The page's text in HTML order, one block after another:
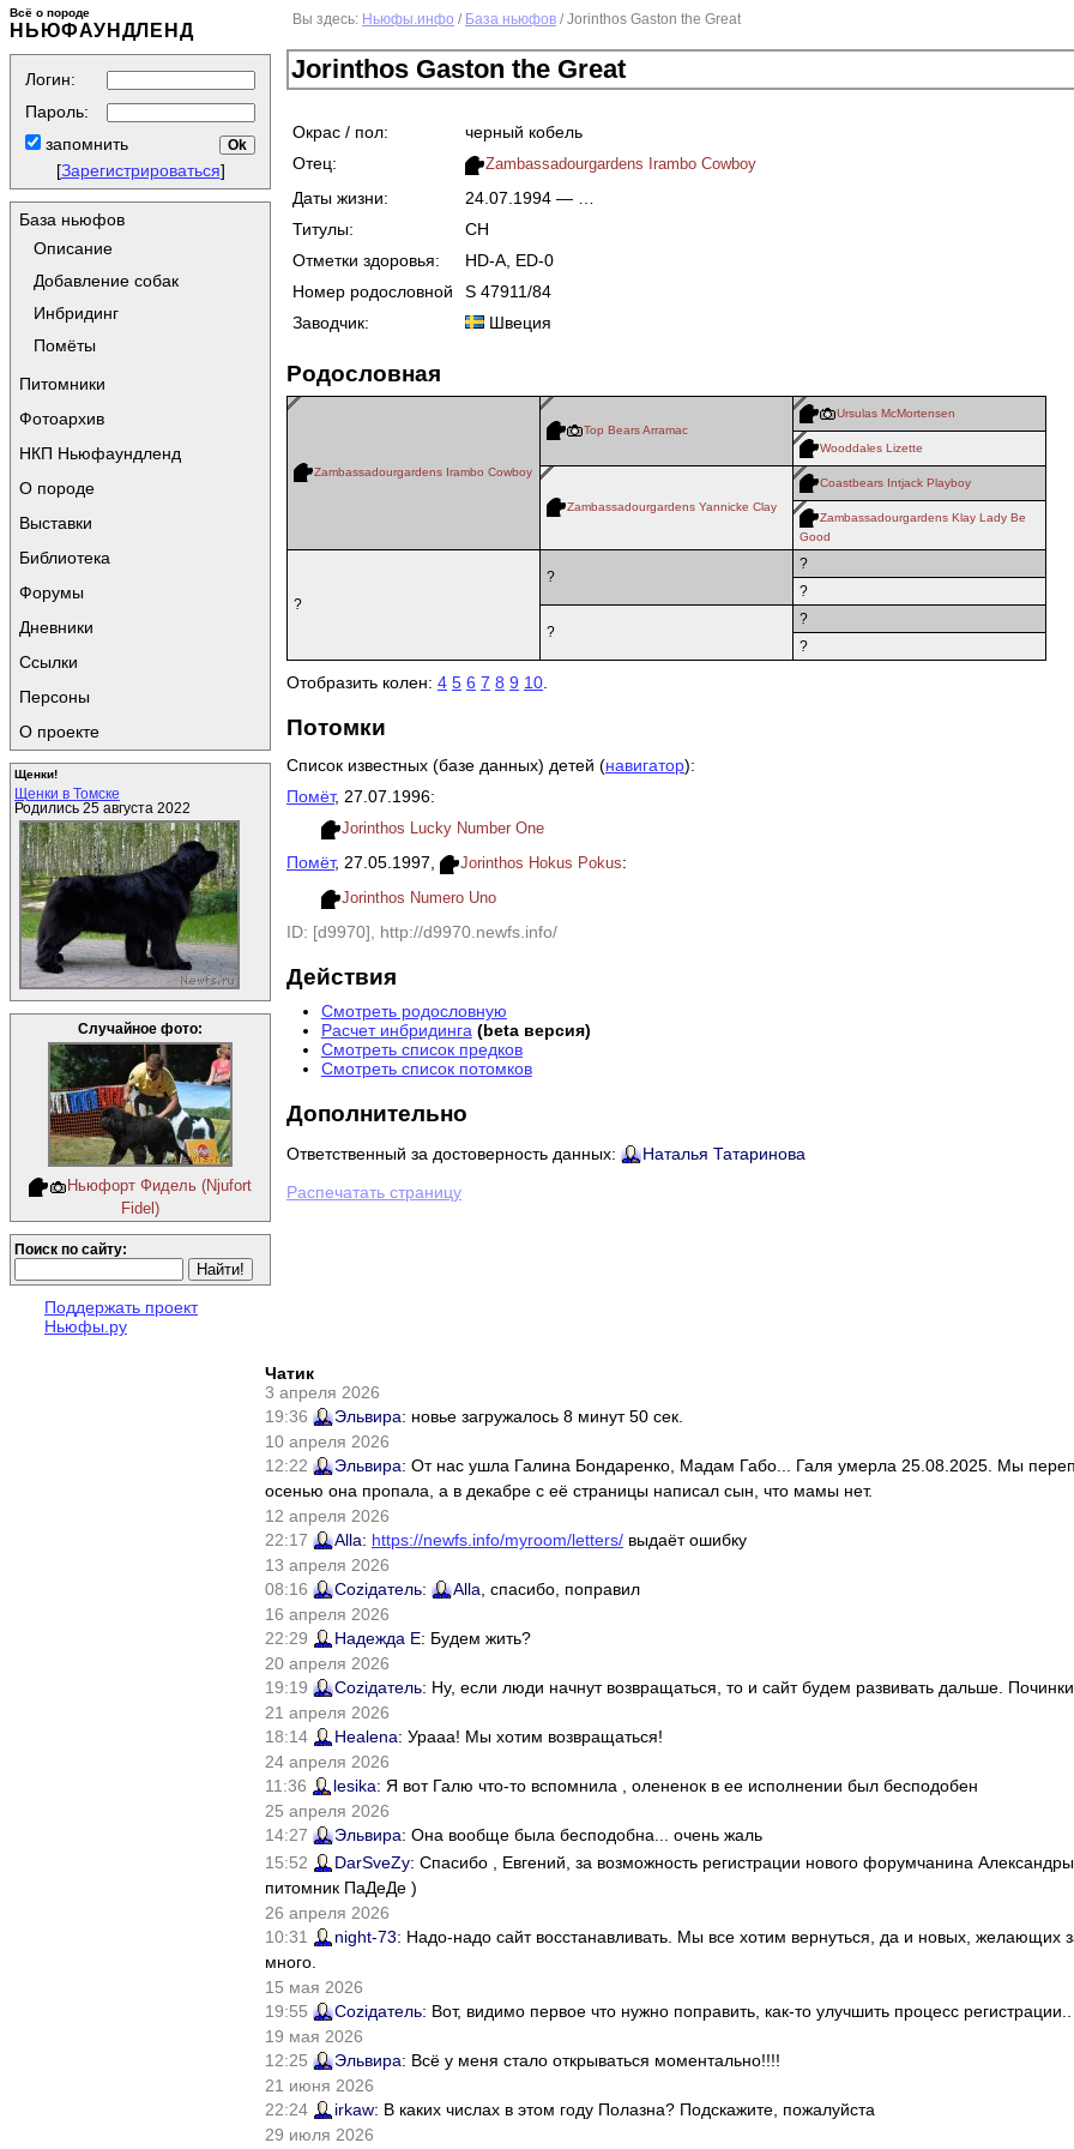
Всё о породе
НЬЮФАУНДЛЕНД
Логин:
Пароль:
запомнить
[Зарегистрироваться]
База ньюфов
Описание
Добавление собак
Инбридинг
Помёты
Питомники
Фотоархив
НКП Ньюфаундленд
О породе
Выставки
Библиотека
Форумы
Дневники
Ссылки
Персоны
О проекте
Щенки!
Щенки в Томске
Родились 25 августа 2022
Случайное фото:
Ньюфорт Фидель (Njufort
Fidel)
Поиск по сайту:
Поддержать проект
Ньюфы.ру
Вы здесь: Ньюфы.инфо / База ньюфов / Jorinthos Gaston the Great
Jorinthos Gaston the Great
Окрас / пол:
черный кобель
Отец:
Zambassadourgardens Irambo Cowboy
Даты жизни:
24.07.1994 — …
Титулы:
CH
Отметки здоровья:
HD-A, ED-0
Номер родословной
S 47911/84
Заводчик:
Швеция
Родословная
Zambassadourgardens Irambo Cowboy
Top Bears Arramac
Ursulas McMortensen
Wooddales Lizette
Zambassadourgardens Yannicke Clay
Coastbears Intjack Playboy
Zambassadourgardens Klay Lady Be
Good
?
?
?
?
?
?
?
Отобразить колен: 4 5 6 7 8 9 10.
Потомки
Список известных (базе данных) детей (навигатор):
Помёт, 27.07.1996:
Jorinthos Lucky Number One
Помёт, 27.05.1997, Jorinthos Hokus Pokus:
Jorinthos Numero Uno
ID: [d9970], http://d9970.newfs.info/
Действия
Смотреть родословную
Расчет инбридинга (beta версия)
Смотреть список предков
Смотреть список потомков
Дополнительно
Ответственный за достоверность данных: Наталья Татаринова
Распечатать страницу
Чатик
3 апреля 2026
19:36
Эльвира: новье загружалось 8 минут 50 сек.
10 апреля 2026
12:22
Эльвира: От нас ушла Галина Бондаренко, Мадам Габо... Галя умерла 25.08.2025. Мы
осенью она пропала, а в декабре с её страницы написал сын, что мамы нет.
12 апреля 2026
22:17
Alla: https://newfs.info/myroom/letters/ выдаёт ошибку
13 апреля 2026
08:16
Соziдатель: Alla , спасибо, поправил
16 апреля 2026
22:29
Надежда Е: Будем жить?
20 апреля 2026
19:19
Соziдатель: Ну, если люди начнут возвращаться, то и сайт будем развивать дальше.
21 апреля 2026
18:14
Healena: Урааа! Мы хотим возвращаться!
24 апреля 2026
11:36
lesika: Я вот Галю что-то вспомнила , олененок в ее исполнении был бесподобен
25 апреля 2026
14:27
Эльвира: Она вообще была бесподобна... очень жаль
15:52
DarSveZy: Спасибо , Евгений, за возможность регистрации нового форумчанина
питомник ПаДеДе )
26 апреля 2026
10:31
night-73: Надо-надо сайт восстанавливать. Мы все хотим вернуться, да и новых, желающих
много.
15 мая 2026
19:55
Соziдатель: Вот, видимо первое что нужно поправить, как-то улучшить процесс регистрации..
19 мая 2026
12:25
Эльвира: Всё у меня стало открываться моментально!!!!
21 июня 2026
22:24
irkaw: В каких числах в этом году Полазна? Подскажите, пожалуйста
29 июля 2026